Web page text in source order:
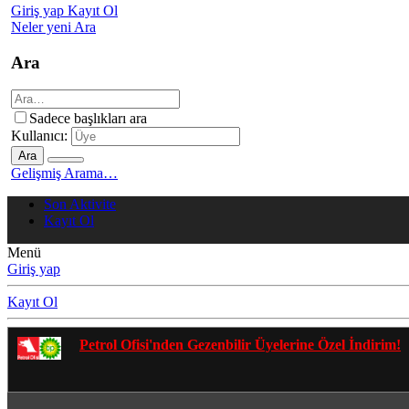
Giriş yap Kayıt Ol
Neler yeni Ara
Ara
Sadece başlıkları ara
Kullanıcı:
Ara
Gelişmiş Arama…
Son Aktivite
Kayıt Ol
Menü
Giriş yap
Kayıt Ol
Gezenbilir Whatsapp Grupları'na Katılmak İçin